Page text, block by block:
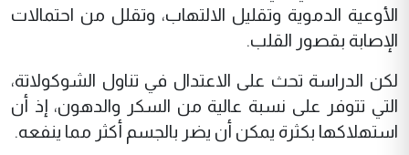
الأوعية الدموية وتقليل الالتهاب، وتقلل من احتمالات
الإصابة بقصور القلب.
لكن الدراسة تحث على الاعتدال في تناول الشوكولاتة،
التي تتوفر على نسبة عالية من السكر والدهون، إذ أن
استهلاكها بكثرة يمكن أن يضر بالجسم أكثر مما ينفعه.